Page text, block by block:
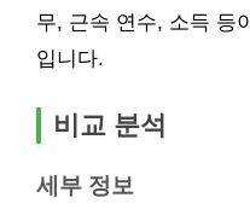
무, 근속 연수, 소득 등
입니다.
비교 분석
세부 정보